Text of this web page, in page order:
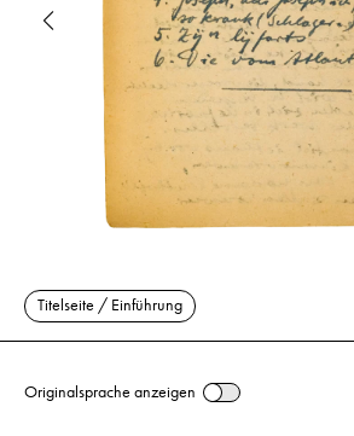
Titelseite / Einführung
Originalsprache anzeigen